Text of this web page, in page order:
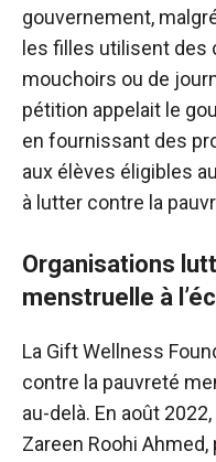
gouvernement,
les filles utilisent
mouchoirs ou de
pétition appelait le
en fournissant des
aux élèves éligibles
à lutter contre la
Organisations
menstruelle à
La Gift Wellness
contre la pauvreté
au-delà. En août
Zareen Roohi